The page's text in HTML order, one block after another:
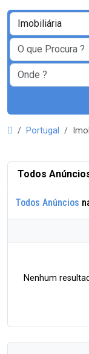
Portugal
Todos
Todos Anúncios
Nenhum